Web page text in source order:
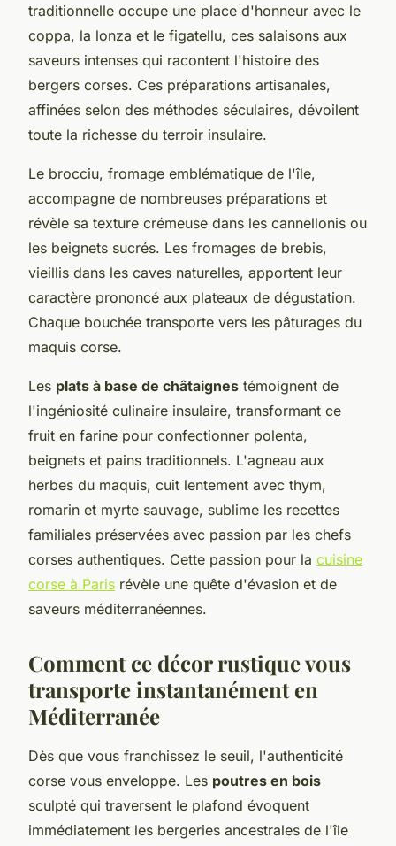
traditionnelle occupe une place d'honneur avec le
coppa, la lonza et le figatellu, ces salaisons aux
saveurs intenses qui racontent l'histoire des
bergers corses. Ces préparations artisanales,
affinées selon des méthodes séculaires, dévoilent
toute la richesse du terroir insulaire.
Le brocciu, fromage emblématique de l'île,
accompagne de nombreuses préparations et
révèle sa texture crémeuse dans les cannellonis ou
les beignets sucrés. Les fromages de brebis,
vieillis dans les caves naturelles, apportent leur
caractère prononcé aux plateaux de dégustation.
Chaque bouchée transporte vers les pâturages du
maquis corse.
Les plats à base de châtaignes témoignent de
l'ingéniosité culinaire insulaire, transformant ce
fruit en farine pour confectionner polenta,
beignets et pains traditionnels. L'agneau aux
herbes du maquis, cuit lentement avec thym,
romarin et myrte sauvage, sublime les recettes
familiales préservées avec passion par les chefs
corses authentiques. Cette passion pour la cuisine
corse à Paris révèle une quête d'évasion et de
saveurs méditerranéennes.
Comment ce décor rustique vous
transporte instantanément en
Méditerranée
Dès que vous franchissez le seuil, l'authenticité
corse vous enveloppe. Les poutres en bois
sculpté qui traversent le plafond évoquent
immédiatement les bergeries ancestrales de l'île